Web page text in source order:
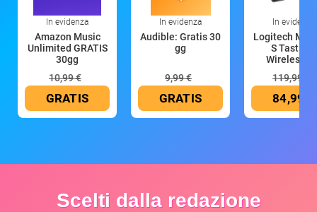
In evidenza
Amazon Music
Unlimited GRATIS
30gg
10,99 €
GRATIS
In evidenza
Audible: Gratis 30
gg
9,99 €
GRATIS
In evidenza
Logitech MX
S Tastiera
Wireless
119,99 €
84,99 €
Scelti dalla redazione